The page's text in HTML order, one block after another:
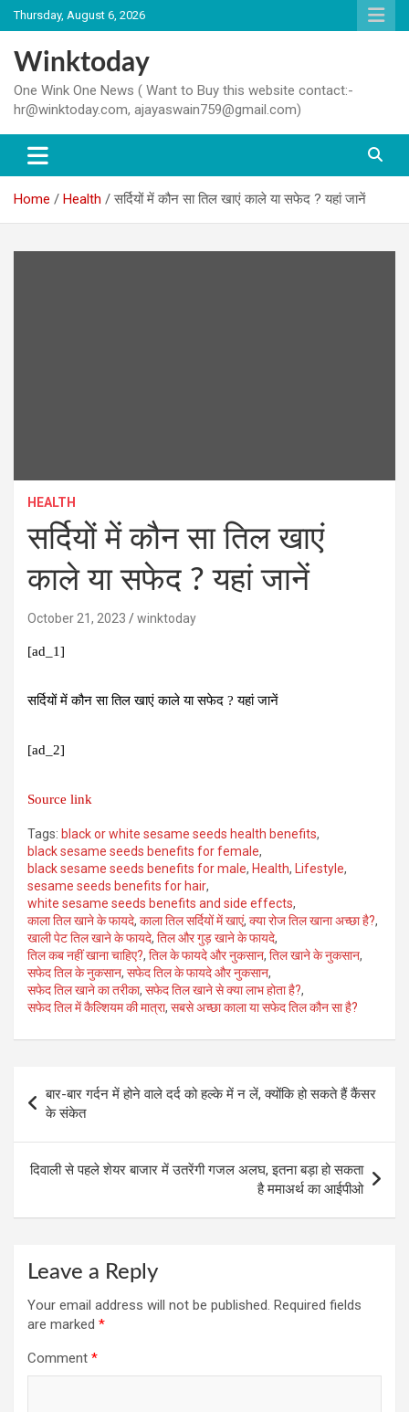
Skip
to
content
Thursday, August 6, 2026
Winktoday
One Wink One News ( Want to Buy this website contact:-
hr@winktoday.com, ajayaswain759@gmail.com)
Home Health सर्दियों में कौन सा तिल खाएं काले या सफेद ? यहां जानें
HEALTH
सर्दियों में कौन सा तिल खाएं
काले या सफेद ? यहां जानें
October 21, 2023 winktoday
[ad_1]
सर्दियों में कौन सा तिल खाएं काले या सफेद ? यहां जानें
[ad_2]
Source link
Tags: black or white sesame seeds health benefits,
black sesame seeds benefits for female,
black sesame seeds benefits for male, Health, Lifestyle,
sesame seeds benefits for hair,
white sesame seeds benefits and side effects,
काला तिल खाने के फायदे, काला तिल सर्दियों में खाएं, क्या रोज तिल खाना अच्छा है?,
खाली पेट तिल खाने के फायदे, तिल और गुड़ खाने के फायदे,
तिल कब नहीं खाना चाहिए?, तिल के फायदे और नुकसान, तिल खाने के नुकसान,
सफेद तिल के नुकसान, सफेद तिल के फायदे और नुकसान,
सफेद तिल खाने का तरीका, सफेद तिल खाने से क्या लाभ होता है?,
सफेद तिल में कैल्शियम की मात्रा, सबसे अच्छा काला या सफेद तिल कौन सा है?
navigation
बार-बार गर्दन में होने वाले दर्द को हल्के में न लें, क्योंकि हो सकते हैं कैंसर
के संकेत
दिवाली से पहले शेयर बाजार में उतरेंगी गजल अलघ, इतना बड़ा हो सकता
है ममाअर्थ का आईपीओ
Leave a Reply
Your email address will not be published. Required fields
are marked *
Comment *